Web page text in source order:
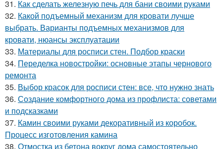
31. Как сделать железную печь для бани своими руками
32. Какой подъемный механизм для кровати лучше
выбрать. Варианты подъемных механизмов для
кровати, нюансы эксплуатации
33. Материалы для росписи стен. Подбор краски
34. Переделка новостройки: основные этапы чернового
ремонта
35. Выбор красок для росписи стен: все, что нужно знать
36. Создание комфортного дома из профлиста: советами
и подсказками
37. Камин своими руками декоративный из коробок.
Процесс изготовления камина
38. Отмостка из бетона вокруг дома самостоятельно